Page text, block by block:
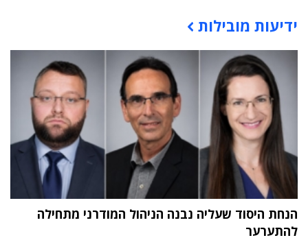
תוכן פרסומי
ידיעות מובילות
הנחת היסוד שעליה נבנה הניהול המודרני מתחילה
להתערער